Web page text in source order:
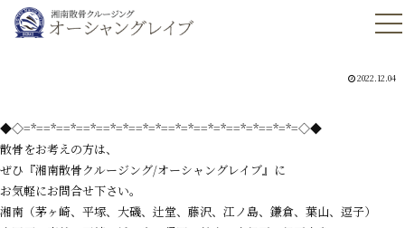
2022.12.04
◆◇=*==*==*==*==*=*==*=*==*=*==*=*==*=*==*=*=◇◆
散骨をお考えの方は、
ぜひ『湘南散骨クルージング/オーシャングレイブ』に
お気軽にお問合せ下さい。
湘南（茅ヶ崎、平塚、大磯、辻堂、藤沢、江ノ島、鎌倉、葉山、逗子）